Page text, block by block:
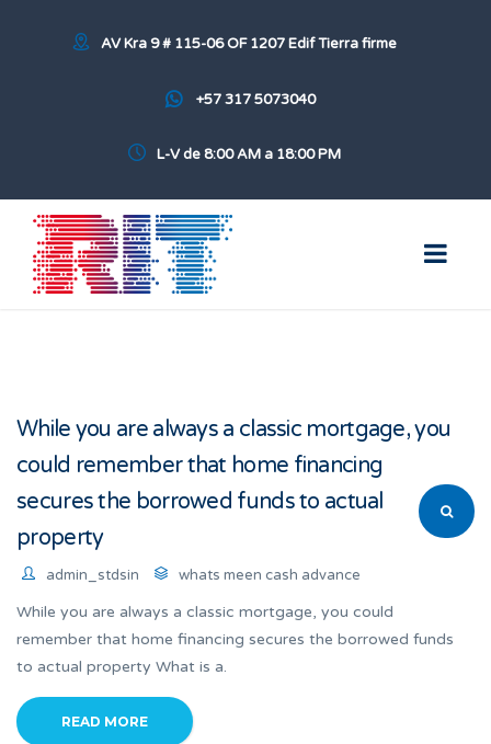
AV Kra 9 # 115-06 OF 1207 Edif Tierra firme
+57 317 5073040
L-V de 8:00 AM a 18:00 PM
While you are always a classic mortgage, you
could remember that home financing
secures the borrowed funds to actual
property
admin_stdsin whats meen cash advance
While you are always a classic mortgage, you could
remember that home financing secures the borrowed funds
to actual property What is a.
READ MORE